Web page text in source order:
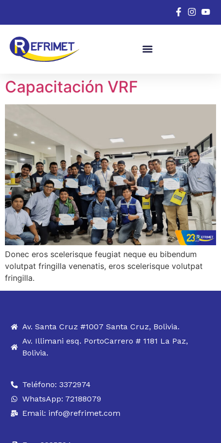
Capacitación VRF
Donec eros scelerisque feugiat neque eu bibendum
volutpat fringilla venenatis, eros scelerisque volutpat
fringilla.
Av. Santa Cruz #1007 Santa Cruz, Bolivia.
Av. Illimani esq. PortoCarrero # 1181 La Paz,
Bolivia.
Teléfono: 3372974
WhatsApp: 72188079
Email: info@refrimet.com